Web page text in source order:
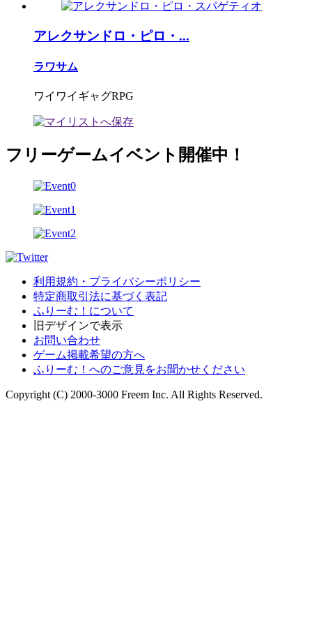
アレクサンドロ・ピロ・...
ラワサム
ワイワイギャグRPG
フリーゲームイベント開催中！
利用規約・プライバシーポリシー
特定商取引法に基づく表記
ふりーむ！について
旧デザインで表示
お問い合わせ
ゲーム掲載希望の方へ
ふりーむ！へのご意見をお聞かせください
Copyright (C) 2000-3000 Freem Inc. All Rights Reserved.